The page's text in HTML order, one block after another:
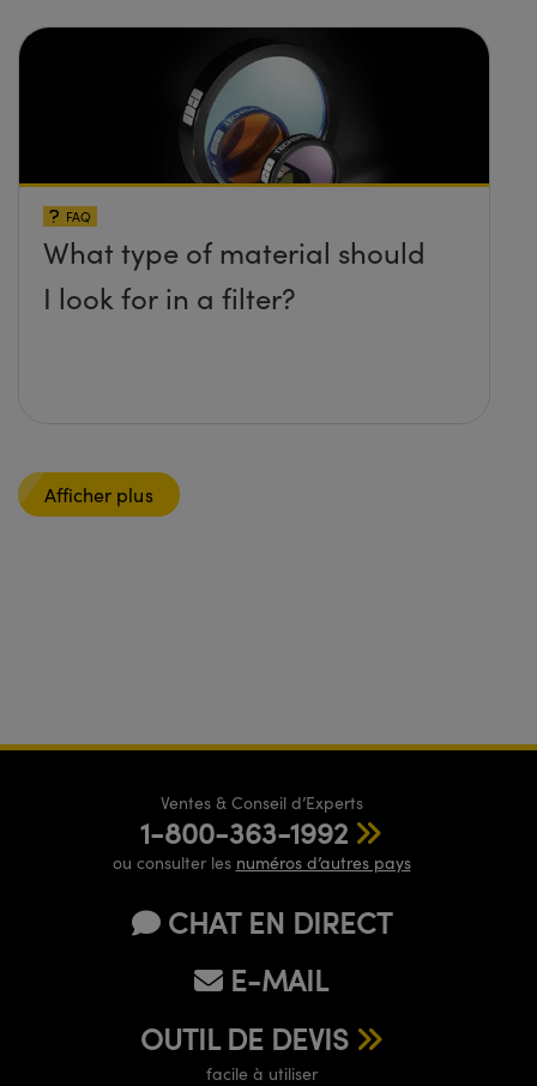
FAQ
What type of material should
I look for in a filter?
Afficher plus
Ventes & Conseil d’Experts
1-800-363-1992
ou consulter les numéros d’autres pays
CHAT EN DIRECT
E-MAIL
OUTIL DE DEVIS
facile à utiliser